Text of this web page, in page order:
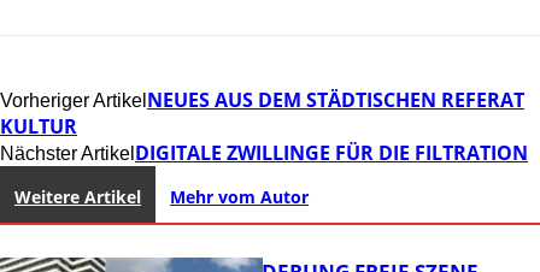
Vorheriger Artikel NEUES AUS DEM STÄDTISCHEN REFERAT
KULTUR
Nächster Artikel DIGITALE ZWILLINGE FÜR DIE FILTRATION
Weitere Artikel Mehr vom Autor